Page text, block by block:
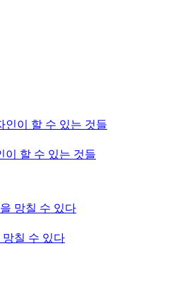
이 할 수 있는 것들
칠 수 있다